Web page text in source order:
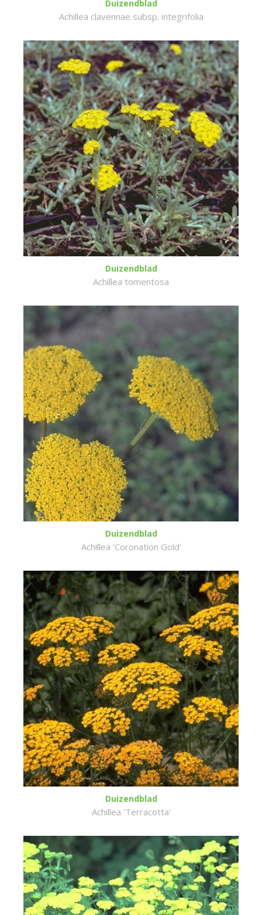
Duizendblad
Achillea clavennae subsp. integrifolia
Duizendblad
Achillea tomentosa
Duizendblad
Achillea 'Coronation Gold'
Duizendblad
Achillea 'Terracotta'